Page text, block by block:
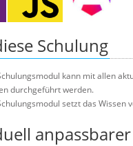
Schulung
kann mit allen
durchgeführt werden.
setzt das Wissen